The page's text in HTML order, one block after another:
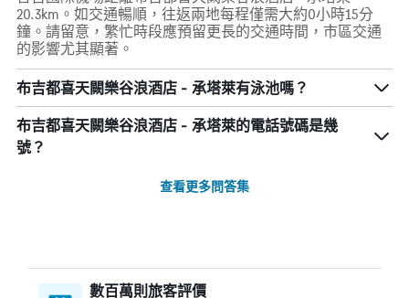
20.3km。如交通暢順，往返兩地每程僅需大約0小時15分
鐘。請留意，繁忙時段應預留更長的交通時間，市區交通
的影響尤其顯著。
布吉都喜天闕樂谷浪酒店 - 承塔萊有泳池嗎？
布吉都喜天闕樂谷浪酒店 - 承塔萊的電話號碼是幾
號？
查看更多問答集
數百萬則旅客評價